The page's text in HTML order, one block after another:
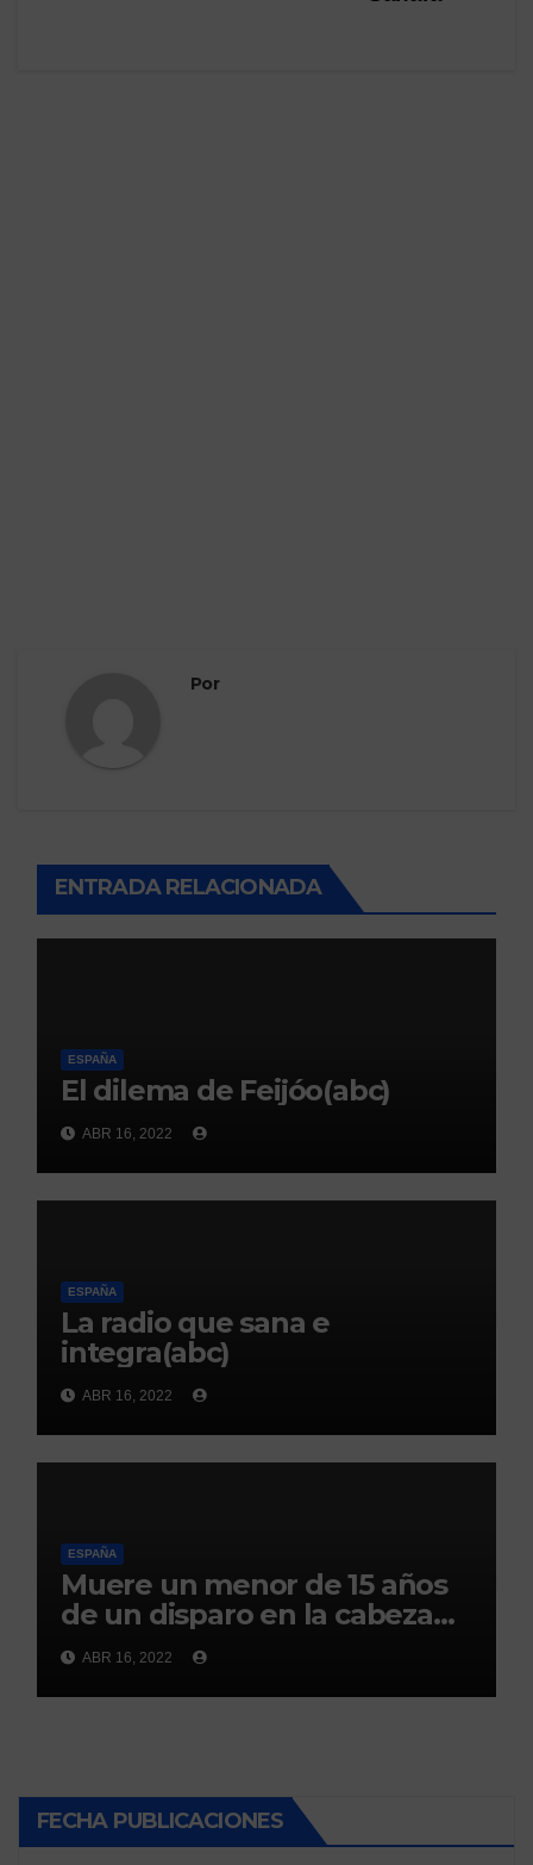
Por
ENTRADA RELACIONADA
ESPAÑA
El dilema de Feijóo(abc)
ABR 16, 2022
ESPAÑA
La radio que sana e
integra(abc)
ABR 16, 2022
ESPAÑA
Muere un menor de 15 años
de un disparo en la cabeza
en Ceuta(abc)
ABR 16, 2022
FECHA PUBLICACIONES